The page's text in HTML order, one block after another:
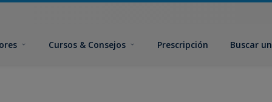
Cursos & Consejos Prescripción Buscar